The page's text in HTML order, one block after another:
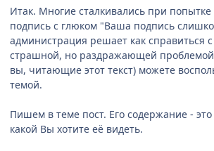
Итак. Многие сталкивались при
подпись с глюком "Ваша подпись
администрация решает как справиться
страшной, но раздражающей
вы, читающие этот текст) можете
темой.
Пишем в теме пост. Его содержание -
какой Вы хотите её видеть.